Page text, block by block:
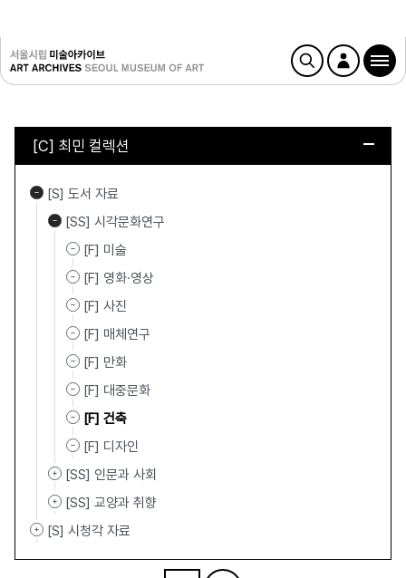
[C] 최민 컬렉션
[S] 도서 자료
[SS] 시각문화연구
[F] 미술
[F] 영화·영상
[F] 사진
[F] 매체연구
[F] 만화
[F] 대중문화
[F] 건축
[F] 디자인
[SS] 인문과 사회
[SS] 교양과 취향
[S] 시청각 자료